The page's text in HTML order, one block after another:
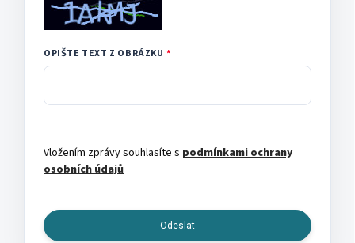
OPIŠTE TEXT Z OBRÁZKU
Vložením zprávy souhlasíte s podmínkami ochrany
osobních údajů
Odeslat